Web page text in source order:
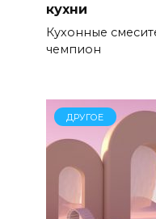
кухни
Кухонные
чемпион
ДРУГОЕ